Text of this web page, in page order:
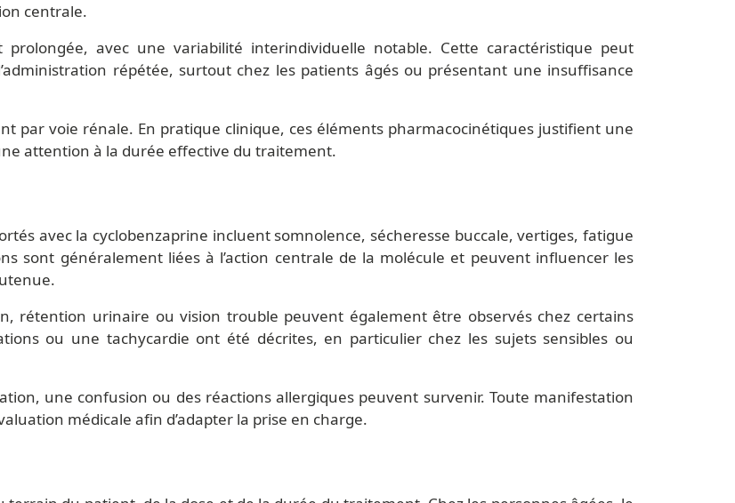
centrale.
avec une variabilité interindividuelle notable. Cette caractéristique peut
répétée, surtout chez les patients âgés ou présentant une insuffisance
par voie rénale. En pratique clinique, ces éléments pharmacocinétiques justifient une
attention à la durée effective du traitement.
avec la cyclobenzaprine incluent somnolence, sécheresse buccale, vertiges, fatigue
sont généralement liées à l’action centrale de la molécule et peuvent influencer les
rétention urinaire ou vision trouble peuvent également être observés chez certains
ou une tachycardie ont été décrites, en particulier chez les sujets sensibles ou
une confusion ou des réactions allergiques peuvent survenir. Toute manifestation
médicale afin d’adapter la prise en charge.